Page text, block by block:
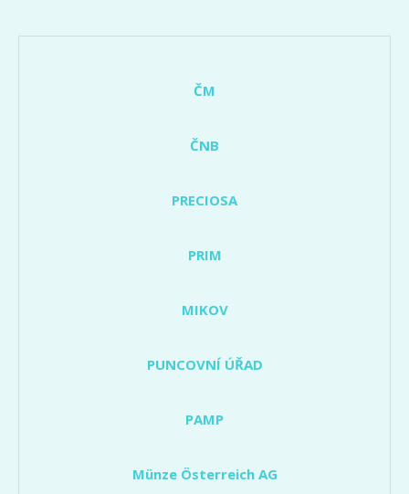
ČM
ČNB
PRECIOSA
PRIM
MIKOV
PUNCOVNÍ ÚŘAD
PAMP
Münze Österreich AG